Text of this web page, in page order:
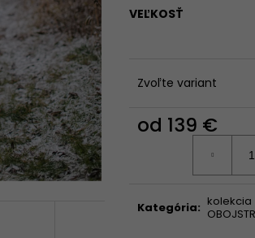
VEĽKOSŤ
Zvoľte variant
od 139 €
Jednotková
Kategória: kolekcia
199 €